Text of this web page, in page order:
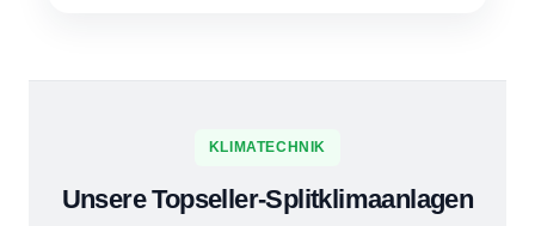
KLIMATECHNIK
Unsere Topseller-Splitklimaanlagen